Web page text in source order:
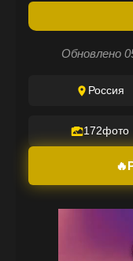
Обновлено
Россия
172фото